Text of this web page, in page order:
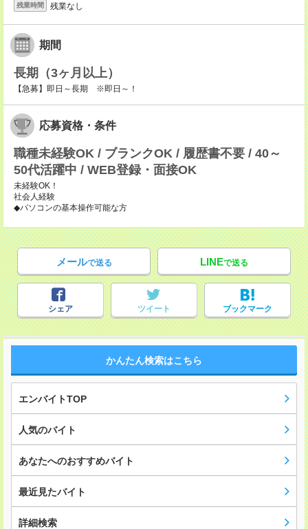
残業時間 残業なし
期間
長期（3ヶ月以上）
【急募】即日～長期 ※即日～！
応募資格・条件
職種未経験OK / ブランクOK / 履歴書不要 / 40～
50代活躍中 / WEB登録・面接OK
未経験OK！
社会人経験
◆パソコンの基本操作可能な方
メールで送る LINEで送る
シェア ツイート ブックマーク
かんたん検索はこちら
エンバイトTOP
人気のバイト
あなたへのおすすめバイト
最近見たバイト
詳細検索